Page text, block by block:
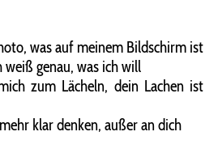
was auf meinem Bildschirm ist
genau, was ich will
zum Lächeln, dein Lachen ist
klar denken, außer an dich